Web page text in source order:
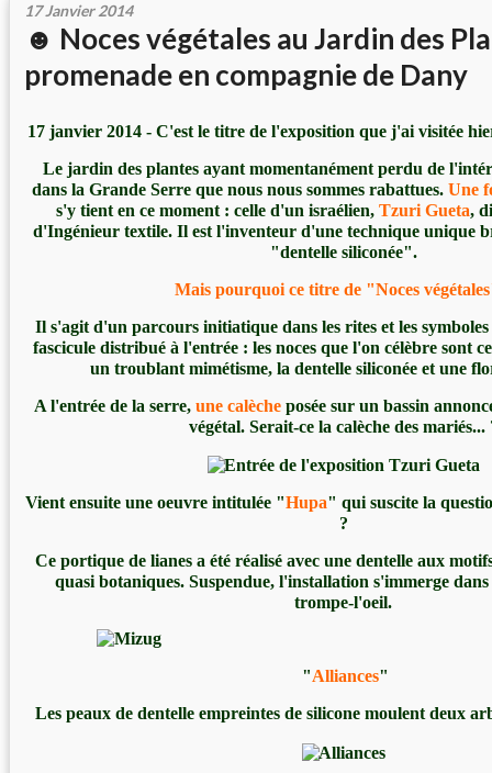
17 Janvier 2014
☻ Noces végétales au Jardin des
promenade en compagnie de Dany
17 janvier 2014 - C'est le titre de l'exposition que j'ai visitée
Le jardin des plantes ayant momentanément perdu de
dans la Grande Serre que nous nous sommes rabattues. Une
s'y tient en ce moment : celle d'un israélien, Tzuri Gueta,
d'Ingénieur textile. Il est l'inventeur d'une technique unique
"dentelle siliconée".
Mais pourquoi ce titre de "Noces
Il s'agit d'un parcours initiatique dans les rites et les
fascicule distribué à l'entrée : les noces que l'on célèbre sont
un troublant mimétisme, la dentelle siliconée et une
A l'entrée de la serre, une calèche posée sur un bassin
végétal. Serait-ce la calèche des mariés...
Vient ensuite une oeuvre intitulée "Hupa" qui suscite la
?
Ce portique de lianes a été réalisé avec une dentelle aux
quasi botaniques. Suspendue, l'installation s'immerge
trompe-l'oeil.
"Alliances"
Les peaux de dentelle empreintes de silicone moulent deux